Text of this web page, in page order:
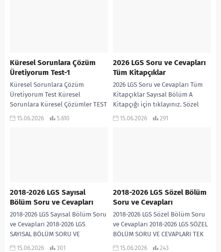
Küresel Sorunlara Çözüm
Üretiyorum Test-1
Küresel Sorunlara Çözüm
Üretiyorum Test Küresel
Sorunlara Küresel Çözümler TEST
1 İNDİR
15.06.2026 5.610
2026 LGS Soru ve Cevapları
Tüm Kitapçıklar
2026 LGS Soru ve Cevapları Tüm
Kitapçıklar Sayısal Bölüm A
Kitapçığı için tıklayınız. Sözel
Bölüm A Kitapçığı için tıklayınız.
15.06.2026 291
2018-2026 LGS Sayısal
Bölüm Soru ve Cevapları
2018-2026 LGS Sayısal Bölüm Soru
ve Cevapları 2018-2026 LGS
SAYISAL BÖLÜM SORU VE
CEVAPLARI TEK PDF
15.06.2026 301
2018-2026 LGS Sözel Bölüm
Soru ve Cevapları
2018-2026 LGS Sözel Bölüm Soru
ve Cevapları 2018-2026 LGS SÖZEL
BÖLÜM SORU VE CEVAPLARI TEK
PDF
15.06.2026 243